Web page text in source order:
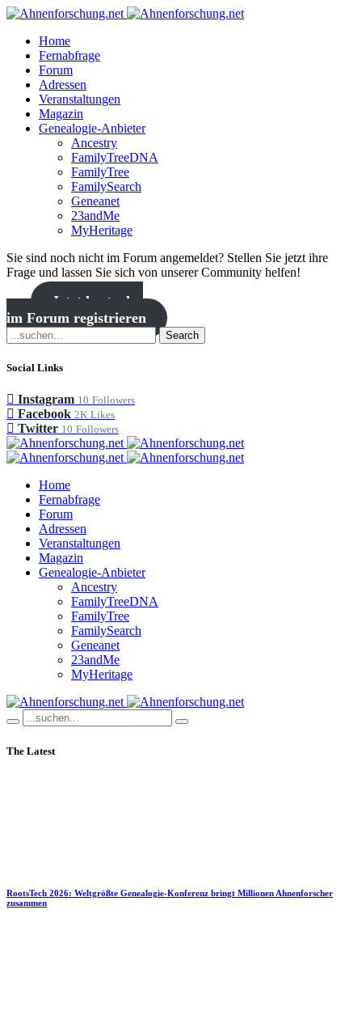
Home
Fernabfrage
Forum
Adressen
Veranstaltungen
Magazin
Genealogie-Anbieter
Ancestry
FamilyTreeDNA
FamilyTree
FamilySearch
Geneanet
23andMe
MyHeritage
Sie sind noch nicht im Forum angemeldet? Stellen Sie jetzt ihre
Frage und lassen Sie sich von unserer Community helfen!
Jetzt kostenlos
im Forum registrieren
Search
Social Links
Instagram 10 Followers
Facebook 2K Likes
Twitter 10 Followers
Home
Fernabfrage
Forum
Adressen
Veranstaltungen
Magazin
Genealogie-Anbieter
Ancestry
FamilyTreeDNA
FamilyTree
FamilySearch
Geneanet
23andMe
MyHeritage
The Latest
RootsTech 2026: Weltgrößte Genealogie-Konferenz bringt Millionen Ahnenforscher
zusammen